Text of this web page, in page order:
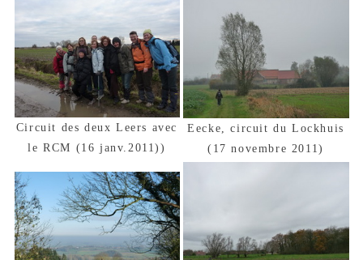
Circuit des deux Leers avec
le RCM (16 janv.2011))
Eecke, circuit du Lockhuis
(17 novembre 2011)